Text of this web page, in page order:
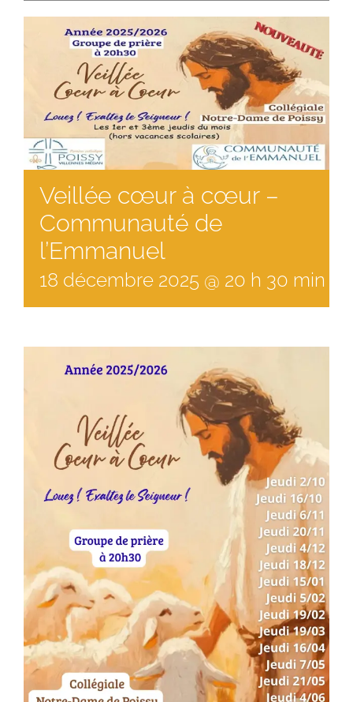
Veillée cœur à cœur –
Communauté de
l’Emmanuel
18 décembre 2025 @ 20 h 30 min